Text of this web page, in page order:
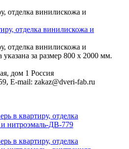
отделка винилискожа и
отделка винилискожа и
за размер 800 х 2000 мм.
дом 1 Россия
, E-mail: zakaz@dveri-fab.ru